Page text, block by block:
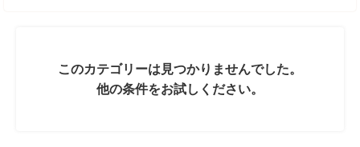
このカテゴリーは見つかりませんでした。
他の条件をお試しください。